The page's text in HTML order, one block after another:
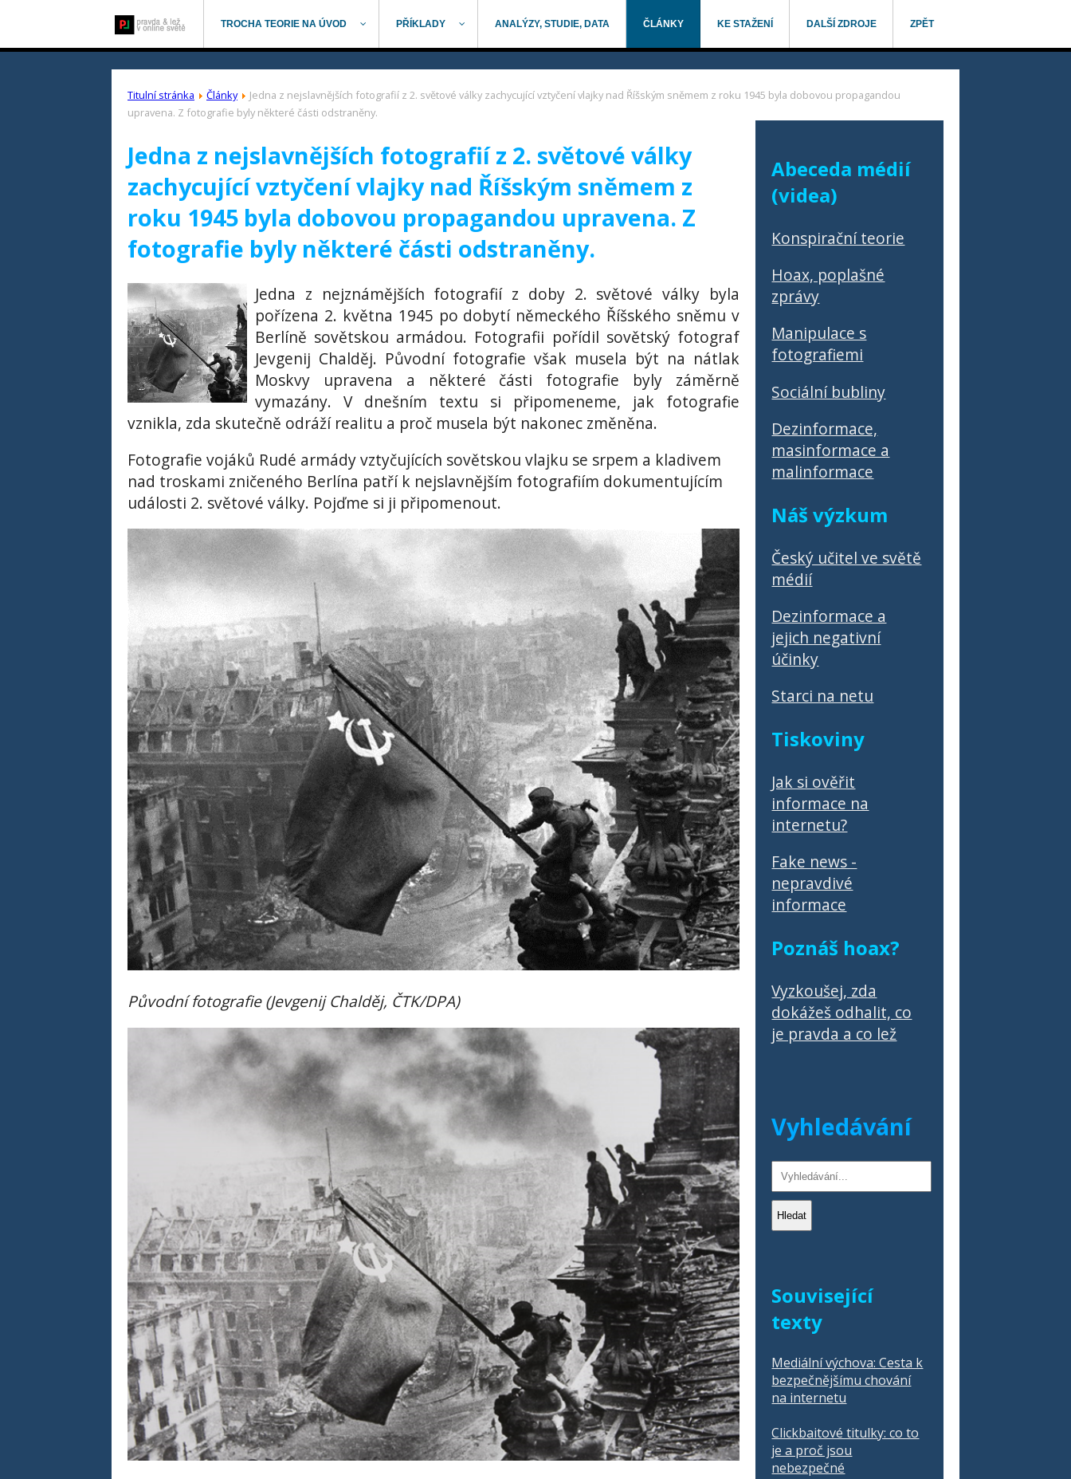
TROCHA TEORIE NA ÚVOD PŘÍKLADY ANALÝZY, STUDIE, DATA ČLÁNKY KE STAŽENÍ DALŠÍ ZDROJE ZPĚT
Titulní stránka Články
Jedna z nejslavnějších fotografií z 2. světové války zachycující vztyčení vlajky nad Říšským sněmem z roku 1945 byla dobovou propagandou
upravena. Z fotografie byly některé části odstraněny.
Abeceda médií
(videa)
Konspirační teorie
Hoax, poplašné
zprávy
Manipulace s
fotografiemi
Sociální bubliny
Dezinformace,
masinformace a
malinformace
Náš výzkum
Český učitel ve světě
médií
Dezinformace a
jejich negativní
účinky
Starci na netu
Tiskoviny
Jak si ověřit
informace na
internetu?
Fake news -
nepravdivé
informace
Poznáš hoax?
Vyzkoušej, zda
dokážeš odhalit, co
je pravda a co lež
Vyhledávání
Hledat
Související
texty
Mediální výchova: Cesta k
bezpečnějšímu chování
na internetu
Clickbaitové titulky: co to
je a proč jsou
nebezpečné
Jedna z nejslavnějších fotografií z 2. světové války
zachycující vztyčení vlajky nad Říšským sněmem z
roku 1945 byla dobovou propagandou upravena. Z
fotografie byly některé části odstraněny.
Jedna z nejznámějších fotografií z doby 2. světové války byla
pořízena 2. května 1945 po dobytí německého Říšského sněmu v
Berlíně sovětskou armádou. Fotografii pořídil sovětský fotograf
Jevgenij Chalděj. Původní fotografie však musela být na nátlak
Moskvy upravena a některé části fotografie byly záměrně
vymazány. V dnešním textu si připomeneme, jak fotografie
vznikla, zda skutečně odráží realitu a proč musela být nakonec změněna.
Fotografie vojáků Rudé armády vztyčujících sovětskou vlajku se srpem a kladivem
nad troskami zničeného Berlína patří k nejslavnějším fotografiím dokumentujícím
události 2. světové války. Pojďme si ji připomenout.
Původní fotografie (Jevgenij Chalděj, ČTK/DPA)